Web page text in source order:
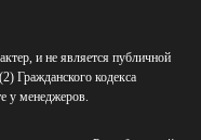
и не является публичной
Гражданского кодекса
у менеджеров.